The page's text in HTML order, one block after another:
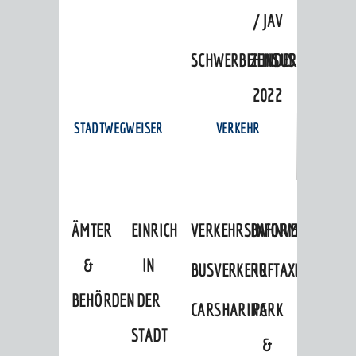
/ JAV
ZENSUS
2022
STADTWEGWEISER
ÄMTER
&
BEHÖRDEN
EINRICHTUNGEN
IN
DER
STADT
VERKEHR
VERKEHRSINFORMATIONEN
BAHNVERKEHR
BUSVERKEHRRUFTAXI
CARSHARINGPARK
&